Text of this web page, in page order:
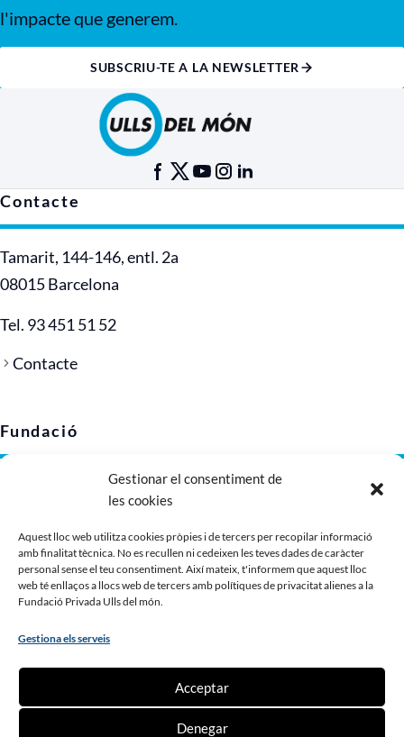
Gestionar el consentiment de
les cookies
Aquest lloc web utilitza cookies pròpies i de tercers per recopilar informació
amb finalitat tècnica. No es recullen ni cedeixen les teves dades de caràcter
personal sense el teu consentiment. Així mateix, t'informem que aquest lloc
web té enllaços a llocs web de tercers amb polítiques de privacitat alienes a la
Fundació Privada Ulls del món.
Gestiona els serveis
Acceptar
Denegar
l'impacte que generem.
SUBSCRIU-TE A LA NEWSLETTER
Contacte
Tamarit, 144-146, entl. 2a
08015 Barcelona
Tel. 93 451 51 52
Contacte
Fundació
Política de privacitat
Política de cookies (UE)
Imatge corporativa
Dossier de presentació
Fes un donatiu